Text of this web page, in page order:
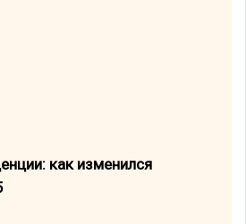
как изменился